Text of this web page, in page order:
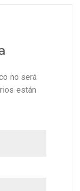
no será
están